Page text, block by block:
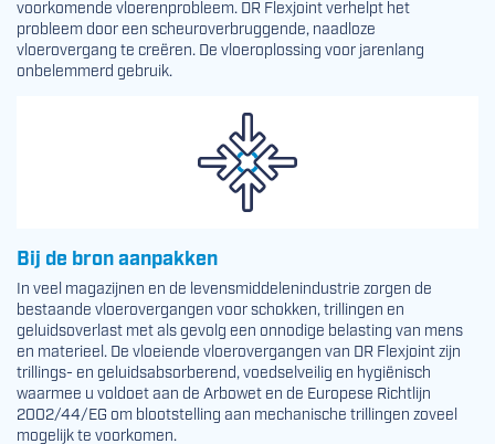
voorkomende vloerenprobleem. DR Flexjoint verhelpt het
probleem door een scheuroverbruggende, naadloze
vloerovergang te creëren. De vloeroplossing voor jarenlang
onbelemmerd gebruik.
Bij de bron aanpakken
In veel magazijnen en de levensmiddelenindustrie zorgen de
bestaande vloerovergangen voor schokken, trillingen en
geluidsoverlast met als gevolg een onnodige belasting van mens
en materieel. De vloeiende vloerovergangen van DR Flexjoint zijn
trillings- en geluidsabsorberend, voedselveilig en hygiënisch
waarmee u voldoet aan de Arbowet en de Europese Richtlijn
2002/44/EG om blootstelling aan mechanische trillingen zoveel
mogelijk te voorkomen.